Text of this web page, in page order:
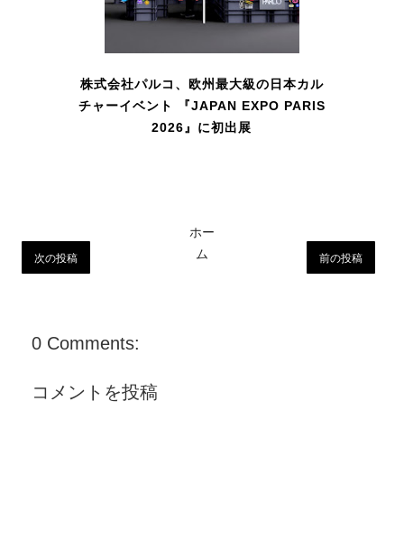
株式会社パルコ、欧州最大級の日本カル
チャーイベント 『JAPAN EXPO PARIS
2026』に初出展
次の投稿 前の投稿
ホー
ム
0 Comments:
コメントを投稿